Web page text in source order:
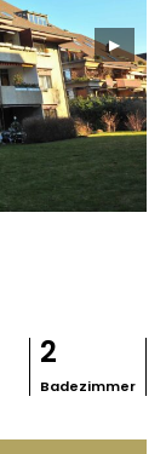
▶
2
Badezimmer